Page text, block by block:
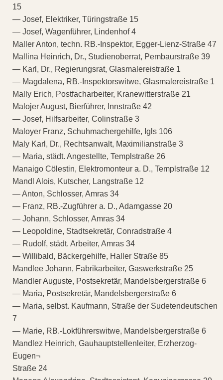
15
— Josef, Elektriker, Türingstraße 15
— Josef, Wagenführer, Lindenhof 4
Maller Anton, techn. RB.-Inspektor, Egger-Lienz-Straße 47
Mallina Heinrich, Dr., Studienoberrat, Pembaurstraße 39
— Karl, Dr., Regierungsrat, Glasmalereistraße 1
— Magdalena, RB.-Inspektorswitwe, Glasmalereistraße 1
Mally Erich, Postfacharbeiter, Kranewitterstraße 21
Malojer August, Bierführer, Innstraße 42
— Josef, Hilfsarbeiter, Colinstraße 3
Maloyer Franz, Schuhmachergehilfe, Igls 106
Maly Karl, Dr., Rechtsanwalt, Maximilianstraße 3
— Maria, städt. Angestellte, Templstraße 26
Manaigo Cölestin, Elektromonteur a. D., Templstraße 12
Mandl Alois, Kutscher, Langstraße 12
— Anton, Schlosser, Amras 34
— Franz, RB.-Zugführer a. D., Adamgasse 20
— Johann, Schlosser, Amras 34
— Leopoldine, Stadtsekretär, Conradstraße 4
— Rudolf, städt. Arbeiter, Amras 34
— Willibald, Bäckergehilfe, Haller Straße 85
Mandlee Johann, Fabrikarbeiter, Gaswerkstraße 25
Mandler Auguste, Postsekretär, Mandelsbergerstraße 6
— Maria, Postsekretär, Mandelsbergerstraße 6
— Maria, selbst. Kaufmann, Straße der Sudetendeutschen
7
— Marie, RB.-Lokführerswitwe, Mandelsbergerstraße 6
Mandlez Heinrich, Gauhauptstellenleiter, Erzherzog-
Eugen¬
Straße 24